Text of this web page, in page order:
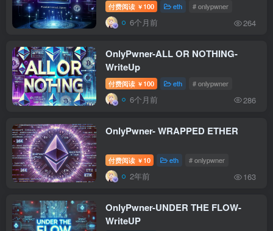
付费阅读 ￥ 100 eth # onlypwner
6个月前 264
OnlyPwner-ALL OR NOTHING-
WriteUp
付费阅读 ￥ 100 eth # onlypwner
6个月前 286
OnlyPwner- WRAPPED ETHER
付费阅读 ￥ 10 eth # onlypwner
2年前 163
OnlyPwner-UNDER THE FLOW-
WriteUP